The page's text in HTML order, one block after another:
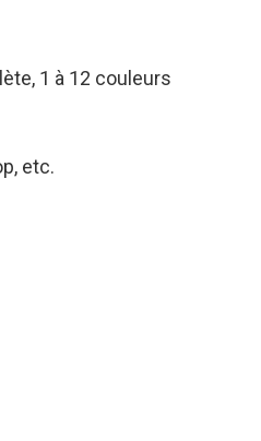
1 à 12 couleurs
etc.